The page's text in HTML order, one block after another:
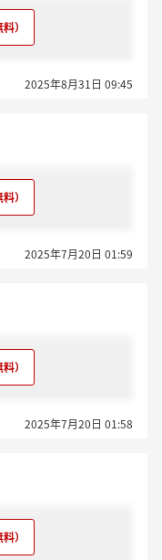
2025年8月31日 09:45
2025年7月20日 01:59
2025年7月20日 01:58